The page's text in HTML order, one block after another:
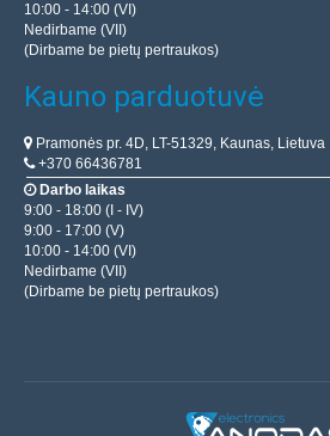
10:00 - 14:00 (VI)
Nedirbame (VII)
(Dirbame be pietų pertraukos)
Kauno parduotuvė
Pramonės pr. 4D, LT-51329, Kaunas, Lietuva
+370 66436781
Darbo laikas
9:00 - 18:00 (I - IV)
9:00 - 17:00 (V)
10:00 - 14:00 (VI)
Nedirbame (VII)
(Dirbame be pietų pertraukos)